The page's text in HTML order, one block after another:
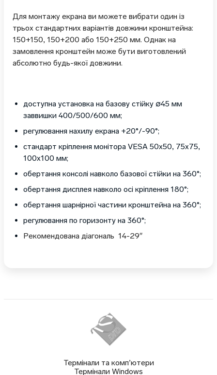
Для монтажу екрана ви можете вибрати один із
трьох стандартних варіантів довжини кронштейна:
150+150, 150+200 або 150+250 мм. Однак на
замовлення кронштейн може бути виготовлений
абсолютно будь-якої довжини.
доступна установка на базову стійку ∅45 мм
заввишки 400/500/600 мм;
регулювання нахилу екрана +20°/-90°;
стандарт кріплення монітора VESA 50х50, 75х75,
100х100 мм;
обертання консолі навколо базової стійки на 360°;
обертання дисплея навколо осі кріплення 180°;
обертання шарнірної частини кронштейна на 360°;
регулювання по горизонту на 360°;
Рекомендована діагональ 14-29″
Термінали та комп’ютери
Термінали Windows